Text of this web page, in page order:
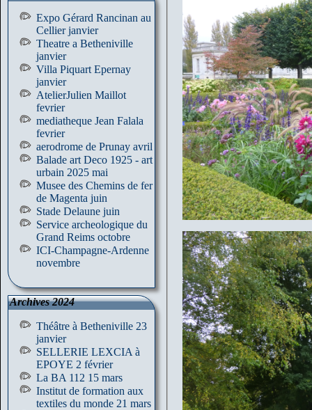
Expo Gérard Rancinan au
Cellier janvier
Theatre a Betheniville
janvier
Villa Piquart Epernay
janvier
AtelierJulien Maillot
fevrier
mediatheque Jean Falala
fevrier
aerodrome de Prunay avril
Balade art Deco 1925 - art
urbain 2025 mai
Musee des Chemins de fer
de Magenta juin
Stade Delaune juin
Service archeologique du
Grand Reims octobre
ICI-Champagne-Ardenne
novembre
Archives 2024
Théâtre à Betheniville 23
janvier
SELLERIE LEXCIA à
EPOYE 2 février
La BA 112 15 mars
Institut de formation aux
textiles du monde 21 mars